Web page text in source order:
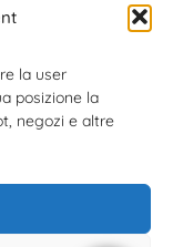
la user
posizione la
negozi e altre